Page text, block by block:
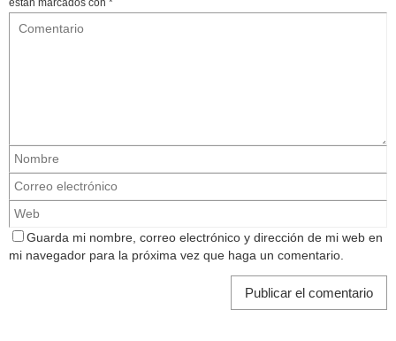
están marcados con *
Guarda mi nombre, correo electrónico y dirección de mi web en
mi navegador para la próxima vez que haga un comentario.